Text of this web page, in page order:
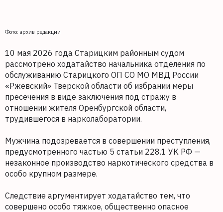
Фото: архив редакции
10 мая 2026 года Старицким районным судом
рассмотрено ходатайство начальника отделения по
обслуживанию Старицкого ОП СО МО МВД России
«Ржевский» Тверской области об избрании меры
пресечения в виде заключения под стражу в
отношении жителя Оренбургской области,
трудившегося в нарколаборатории.
Мужчина подозревается в совершении преступления,
предусмотренного частью 5 статьи 228.1 УК РФ —
незаконное производство наркотического средства в
особо крупном размере.
Следствие аргументирует ходатайство тем, что
совершено особо тяжкое, общественно опасное